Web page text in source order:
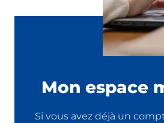
Mon espace
Si vous avez déjà un